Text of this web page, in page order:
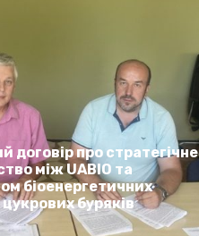
договір про стратегічне
між UABIO та
біоенергетичних
цукрових буряків